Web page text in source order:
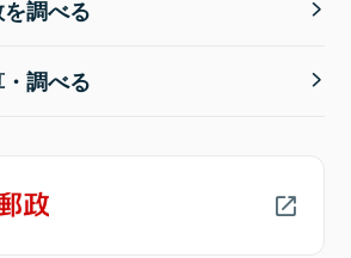
調べる
調べる